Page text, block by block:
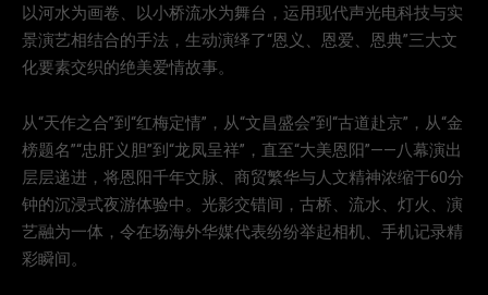
以河水为画卷、以小桥流水为舞台，运用现代声光电科技与实
景演艺相结合的手法，生动演绎了“恩义、恩爱、恩典”三大文
化要素交织的绝美爱情故事。
从“天作之合”到“红梅定情”，从“文昌盛会”到“古道赴京”，从“金
榜题名”“忠肝义胆”到“龙凤呈祥”，直至“大美恩阳”——八幕演出
层层递进，将恩阳千年文脉、商贸繁华与人文精神浓缩于60分
钟的沉浸式夜游体验中。光影交错间，古桥、流水、灯火、演
艺融为一体，令在场海外华媒代表纷纷举起相机、手机记录精
彩瞬间。